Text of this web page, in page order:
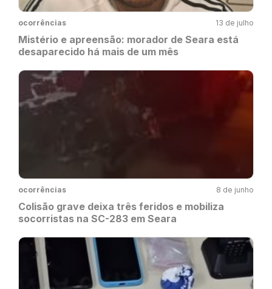
ocorrências 13 de julho
Mistério e apreensão: morador de Seara está
desaparecido há mais de um mês
ocorrências 8 de junho
Colisão grave deixa três feridos e mobiliza
socorristas na SC-283 em Seara